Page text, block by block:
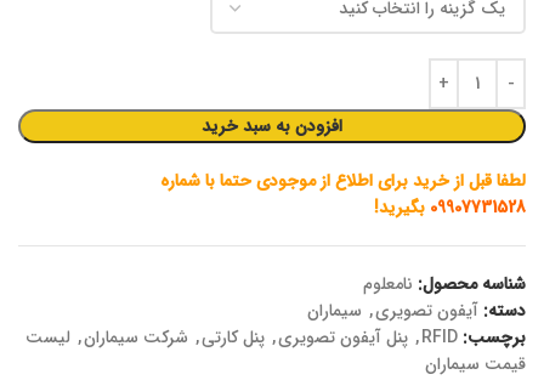
افزودن به سبد خرید
لطفا قبل از خرید برای اطلاع از موجودی حتما با شماره
09907731528 بگیرید!
شناسه محصول: نامعلوم
دسته: آیفون تصویری, سیماران
برچسب: RFID
, پنل آیفون تصویری, پنل کارتی, شرکت سیماران, لیست
قیمت سیماران